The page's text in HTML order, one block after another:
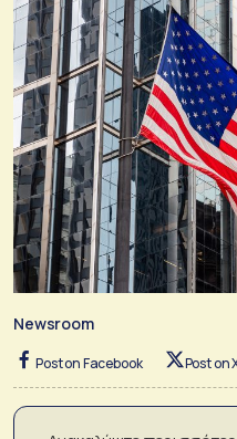
Newsroom
Post on Facebook Post on